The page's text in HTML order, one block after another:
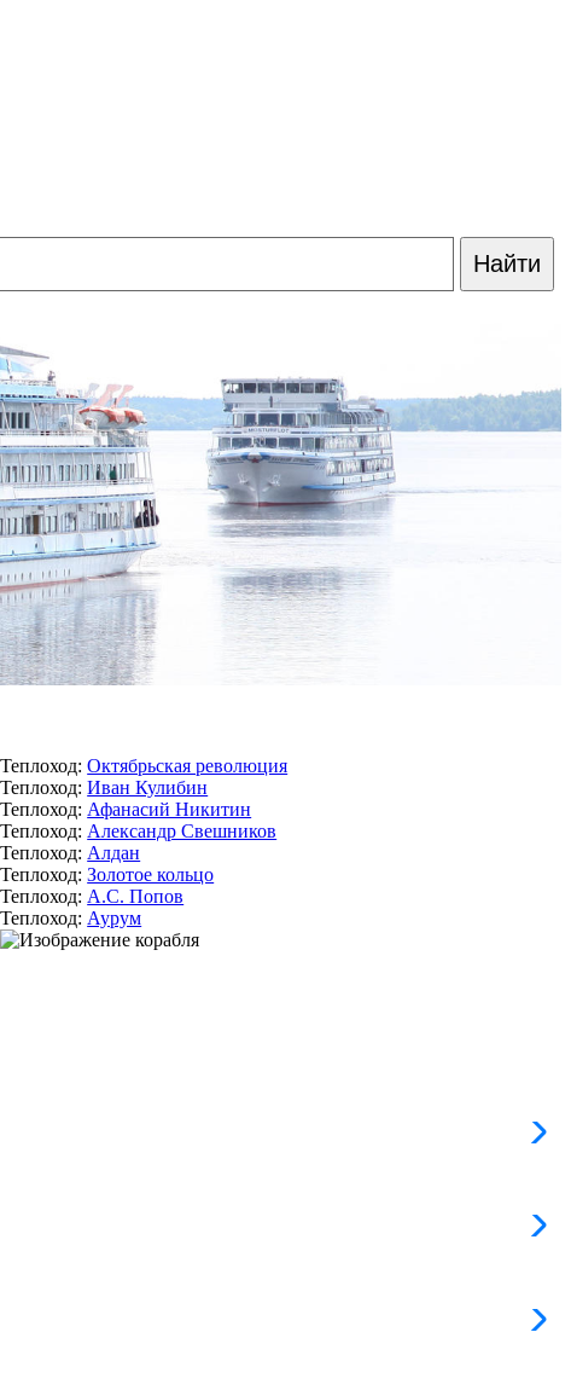
Теплоход:Октябрьская революция
Теплоход:Иван Кулибин
Теплоход: Афанасий Никитин
Теплоход: Александр Свешников
Теплоход: Алдан
Теплоход:Золотое кольцо
Теплоход: А.С. Попов
Теплоход: Аурум